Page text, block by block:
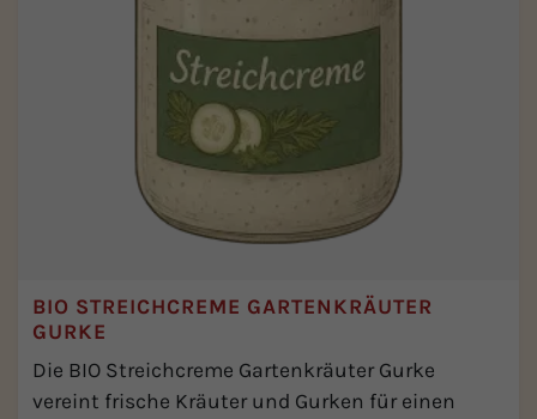
BIO STREICHCREME GARTENKRÄUTER
GURKE
Die BIO Streichcreme Gartenkräuter Gurke
vereint frische Kräuter und Gurken für einen